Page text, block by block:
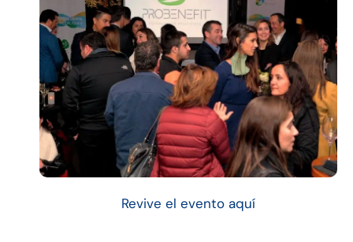
Revive el evento aquí